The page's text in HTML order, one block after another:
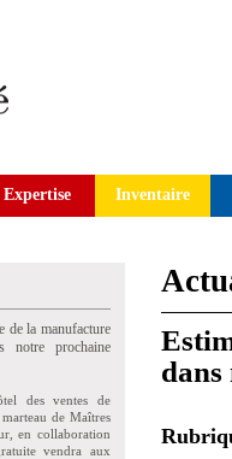
Expertise Inventaire
de la manufacture
notre prochaine
des ventes de
de Maîtres
en collaboration
vendra aux
dans